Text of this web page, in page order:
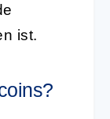
ist.